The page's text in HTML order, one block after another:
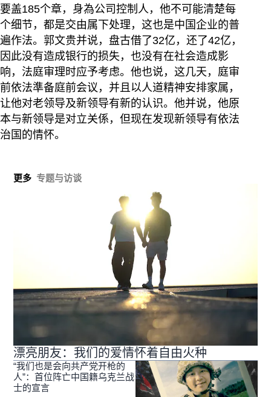
要盖185个章，身為公司控制人，他不可能清楚每
个细节，都是交由属下处理，这也是中国企业的普
遍作法。郭文贵并说，盘古借了32亿，还了42亿，
因此没有造成银行的损失，也没有在社会造成影
响，法庭审理时应予考虑。他也说，这几天，庭审
前依法準备庭前会议，并且以人道精神安排家属，
让他对老领导及新领导有新的认识。他并说，他原
本与新领导是对立关係，但现在发现新领导有依法
治国的情怀。
更多 专题与访谈
漂亮朋友：我们的爱情怀着自由火种
“我们也是会向共产党开枪的
人”：首位阵亡中国籍乌克兰战
士的宣言